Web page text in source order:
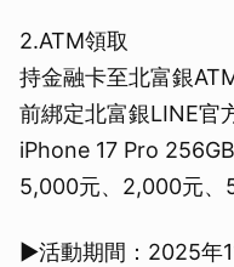
2.ATM領取
持金融卡至北富銀
前綁定北富銀LINE官
iPhone 17 Pro
5,000元、2,000元、
▶活動期間：2025年